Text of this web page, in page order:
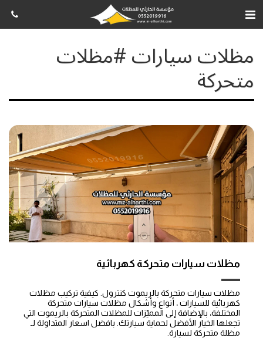
مظلات سيارات #مظلات
متحركة
مظلات سيارات متحركة كهربائية
مظلات سيارات متحركة بالريموت كنترول. كيفية تركيب مظلات
كهربائية للسيارات ، أنواع وأشكال مظلات سيارات متحركة
المختلفة، بالإضافة إلى المميّزات للمظلات المتحركة بالريموت التي
تجعلها الخيار الأفضل لحماية سيارتك. بافضل اسعار المتداولة لـ
مظلة متحركة لسيارة.